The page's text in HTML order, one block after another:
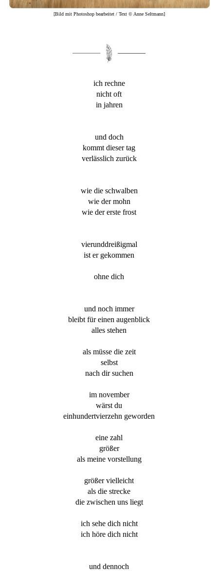
[Bild mit Photoshop bearbeitet / Text © Anne Seltmann]
ich rechne
nicht oft
in jahren
und doch
kommt dieser tag
verlässlich zurück
wie die schwalben
wie der mohn
wie der erste frost
vierunddreißigmal
ist er gekommen
ohne dich
und noch immer
bleibt für einen augenblick
alles stehen
als müsse die zeit
selbst
nach dir suchen
im november
wärst du
einhundertvierzehn geworden
eine zahl
größer
als meine vorstellung
größer vielleicht
als die strecke
die zwischen uns liegt
ich sehe dich nicht
ich höre dich nicht
und dennoch